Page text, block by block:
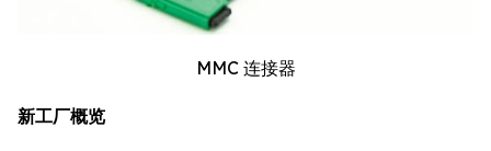
MMC 连接器
新工厂概览